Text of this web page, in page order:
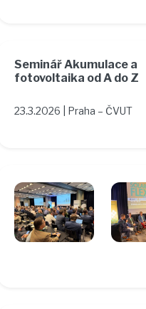
Seminář Akumulace a
fotovoltaika od A do Z
23.3.2026 | Praha – ČVUT